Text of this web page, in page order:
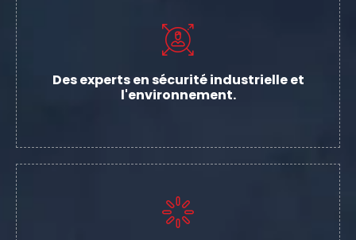
Des experts en sécurité industrielle et
l'environnement.